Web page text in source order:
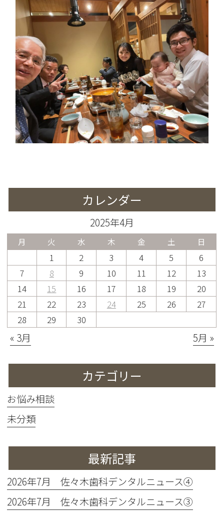
カレンダー
2025年4月
月 火 水 木 金 土 日
1 2 3 4 5
6
7
8 9 10 11 12
13
14
15 16 17 18 19
20
21
22 23 24 25 26
27
28
29 30
« 3月 5月 »
カテゴリー
お悩み相談
未分類
最新記事
2026年7月 佐々木歯科デンタルニュース④
2026年7月 佐々木歯科デンタルニュース③